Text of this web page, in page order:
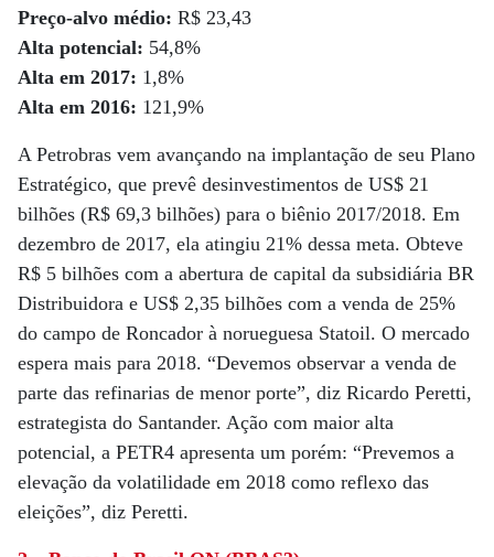
Preço-alvo médio: R$ 23,43
Alta potencial: 54,8%
Alta em 2017: 1,8%
Alta em 2016: 121,9%
A Petrobras vem avançando na implantação de seu Plano
Estratégico, que prevê desinvestimentos de US$ 21
bilhões (R$ 69,3 bilhões) para o biênio 2017/2018. Em
dezembro de 2017, ela atingiu 21% dessa meta. Obteve
R$ 5 bilhões com a abertura de capital da subsidiária BR
Distribuidora e US$ 2,35 bilhões com a venda de 25%
do campo de Roncador à norueguesa Statoil. O mercado
espera mais para 2018. “Devemos observar a venda de
parte das refinarias de menor porte”, diz Ricardo Peretti,
estrategista do Santander. Ação com maior alta
potencial, a PETR4 apresenta um porém: “Prevemos a
elevação da volatilidade em 2018 como reflexo das
eleições”, diz Peretti.